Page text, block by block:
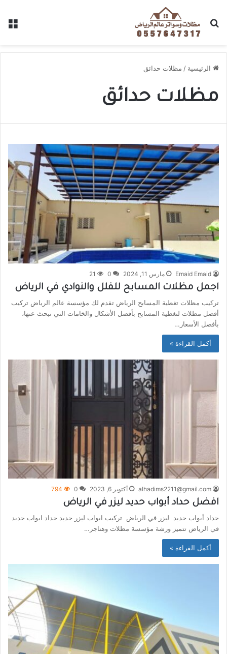
الرئيسية / مظلات حدائق
مظلات حدائق
Emaid Emaid مارس 11, 2024 0
21
اجمل مظلات المسابح للفلل والنوادي في الرياض
تركيب مظلات تغطية المسابح الرياض تقدم لك مؤسسة عالم الرياض تركيب
أفضل مظلات لتغطية المسابح بأفضل الأشكال والخامات التي تبحث عنها،
بأفضل الأسعار…
أكمل القراءة »
alhadims2211@gmail.com أكتوبر 6, 2023 0
794
افضل حداد أبواب حديد ليزر في الرياض
حداد أبواب حديد ليزر في الرياض تركيب ابواب ليزر حديد حداد ابواب حدبد
في الرياض تتميز ورشة مؤسسة مظلات وهناجر…
أكمل القراءة »